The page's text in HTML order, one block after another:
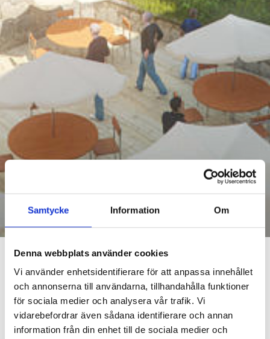
Samtycke Information Om
Denna webbplats använder cookies
Vi använder enhetsidentifierare för att anpassa innehållet
och annonserna till användarna, tillhandahålla funktioner
för sociala medier och analysera vår trafik. Vi
vidarebefordrar även sådana identifierare och annan
information från din enhet till de sociala medier och
KAUPUNGIN KEITAAT
KAUPUNKISUUNNITTELU
viitesuunnitelmat